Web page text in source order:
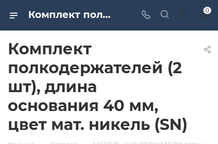
Комплект полкодержателей (2 шт), длина основания 40 мм, цвет мат. никель (SN). Дверная и мебельная фурнитура САМИР-КИЛИТ | Оптовые поставки 0
Комплект
полкодержателей (2
шт), длина
основания 40 мм,
цвет мат. никель (SN)